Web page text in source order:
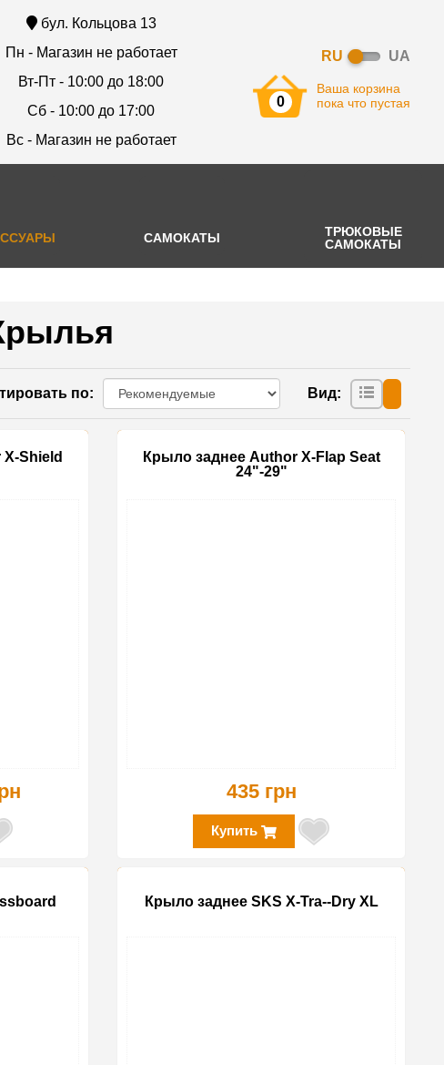
бул. Кольцова 13
Пн - Магазин не работает
Вт-Пт - 10:00 до 18:00
Сб - 10:00 до 17:00
Вс - Магазин не работает
RU UA
0
Ваша корзина
пока что пустая
САМОКАТЫ
ТРЮКОВЫЕ
САМОКАТЫ
по: Вид:
Shield
Крыло заднее Author X-Flap Seat
24"-29"
435 грн
Купить
Крыло заднее SKS X-Tra--Dry XL